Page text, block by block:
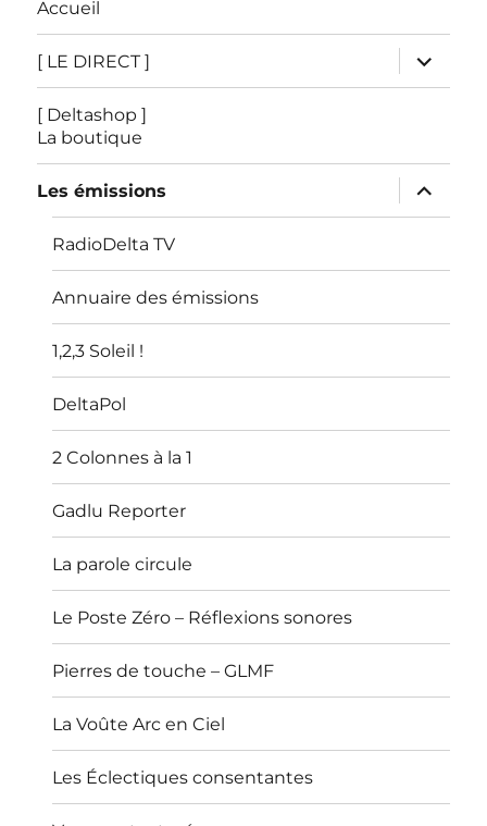
Accueil
[ LE DIRECT ]
ouvrir
le
sous-
[ Deltashop ]
La boutique
Les émissions
ouvrir
le
sous-
RadioDelta TV
Annuaire des émissions
1,2,3 Soleil !
DeltaPol
2 Colonnes à la 1
Gadlu Reporter
La parole circule
Le Poste Zéro – Réflexions sonores
Pierres de touche – GLMF
La Voûte Arc en Ciel
Les Éclectiques consentantes